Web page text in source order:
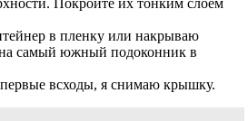
Покройте их тонким слоем
в пленку или накрываю
самый южный подоконник в
всходы, я снимаю крышку.